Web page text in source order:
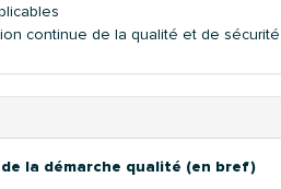
continue de la qualité et de
la démarche qualité (en bref)